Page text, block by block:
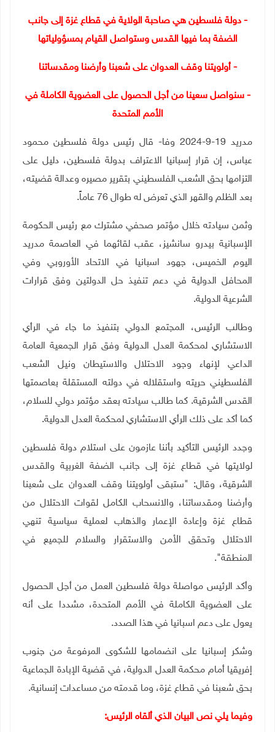
- دولة فلسطين هي صاحبة الولاية في قطاع غزة إلى جانب
الضفة بما فيها القدس وستواصل القيام بمسؤولياتها
- أولويتنا وقف العدوان على شعبنا وأرضنا ومقدساتنا
- سنواصل سعينا من أجل الحصول على العضوية الكاملة في
الأمم المتحدة
مدريد 19-9-2024 وفا- قال رئيس دولة فلسطين محمود
عباس، إن قرار إسبانيا الاعتراف بدولة فلسطين، دليل على
التزامها بحق الشعب الفلسطيني بتقرير مصيره وعدالة قضيته،
بعد الظلم والقهر الذي تعرض له طوال 76 عاماً.
وثمن سيادته خلال مؤتمر صحفي مشترك مع رئيس الحكومة
الإسبانية بيدرو سانشيز، عقب لقائهما في العاصمة مدريد
اليوم الخميس، جهود اسبانيا في الاتحاد الأوروبي وفي
المحافل الدولية في دعم تنفيذ حل الدولتين وفق قرارات
الشرعية الدولية.
وطالب الرئيس، المجتمع الدولي بتنفيذ ما جاء في الرأي
الاستشاري لمحكمة العدل الدولية وفق قرار الجمعية العامة
الداعي لإنهاء وجود الاحتلال والاستيطان ونيل الشعب
الفلسطيني حريته واستقلاله في دولته المستقلة بعاصمتها
القدس الشرقية. كما طالب سيادته بعقد مؤتمر دولي للسلام،
كما أكد على ذلك الرأي الاستشاري لمحكمة العدل الدولية.
وجدد الرئيس التأكيد بأننا عازمون على استلام دولة فلسطين
لولايتها في قطاع غزة إلى جانب الضفة الغربية والقدس
الشرقية، وقال: "ستبقى أولويتنا وقف العدوان على شعبنا
وأرضنا ومقدساتنا، والانسحاب الكامل لقوات الاحتلال من
قطاع غزة وإعادة الإعمار والذهاب لعملية سياسية تنهي
الاحتلال وتحقق الأمن والاستقرار والسلام للجميع في
المنطقة".
وأكد الرئيس مواصلة دولة فلسطين العمل من أجل الحصول
على العضوية الكاملة في الأمم المتحدة، مشددا على أنه
يعول على دعم اسبانيا في هذا الصدد.
وشكر إسبانيا على انضمامها للشكوى المرفوعة من جنوب
إفريقيا أمام محكمة العدل الدولية، في قضية الإبادة الجماعية
بحق شعبنا في قطاع غزة، وما قدمته من مساعدات إنسانية.
وفيما يلي نص البيان الذي ألقاه الرئيس: